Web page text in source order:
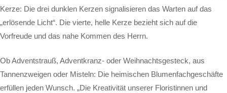
Kerze: Die drei dunklen Kerzen signalisieren das Warten auf das
„erlösende Licht“. Die vierte, helle Kerze bezieht sich auf die
Vorfreude und das nahe Kommen des Herrn.
Ob Adventstrauß, Adventkranz- oder Weihnachtsgesteck, aus
Tannenzweigen oder Misteln: Die heimischen Blumenfachgeschäfte
erfüllen jeden Wunsch. „Die Kreativität unserer Floristinnen und